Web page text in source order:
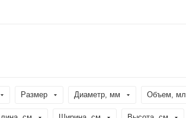
Размер Диаметр, мм Объем, мл